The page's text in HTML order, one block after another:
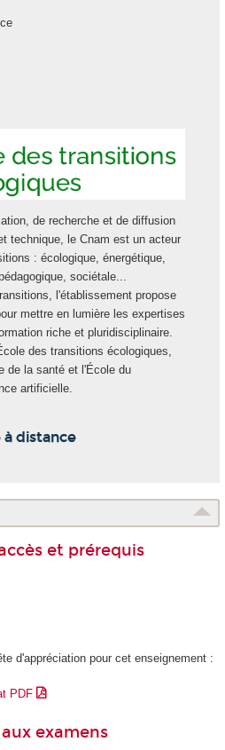
de recherche et de diffusion
technique, le Cnam est un acteur
: écologique, énergétique,
sociétale...
l'établissement propose
mettre en lumière les expertises
riche et pluridisciplinaire.
des transitions écologiques,
de la santé et l'École du
artificielle.
à distance
et prérequis
d'appréciation pour cet enseignement :
PDF
examens